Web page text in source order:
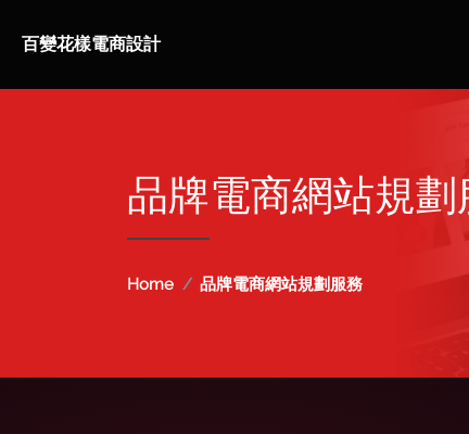
百變花樣電商設計
品牌電商網站規劃
Home 品牌電商網站規劃服務